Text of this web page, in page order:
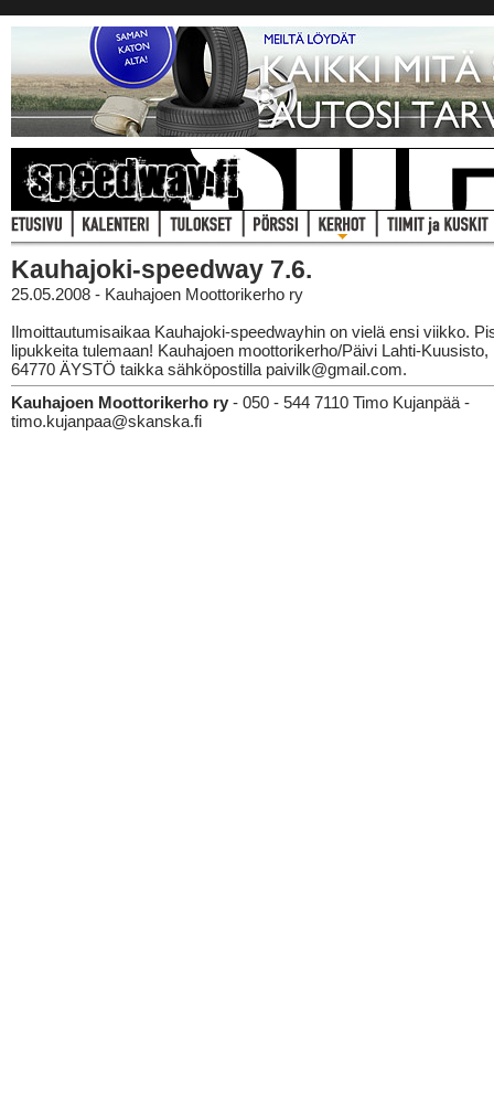
Kauhajoki-speedway 7.6.
25.05.2008 - Kauhajoen Moottorikerho ry
Ilmoittautumisaikaa Kauhajoki-speedwayhin on vielä ensi viikko.
lipukkeita tulemaan! Kauhajoen moottorikerho/Päivi Lahti-Kuusisto,
64770 ÄYSTÖ taikka sähköpostilla paivilk@gmail.com.
Kauhajoen Moottorikerho ry - 050 - 544 7110 Timo Kujanpää -
timo.kujanpaa@skanska.fi